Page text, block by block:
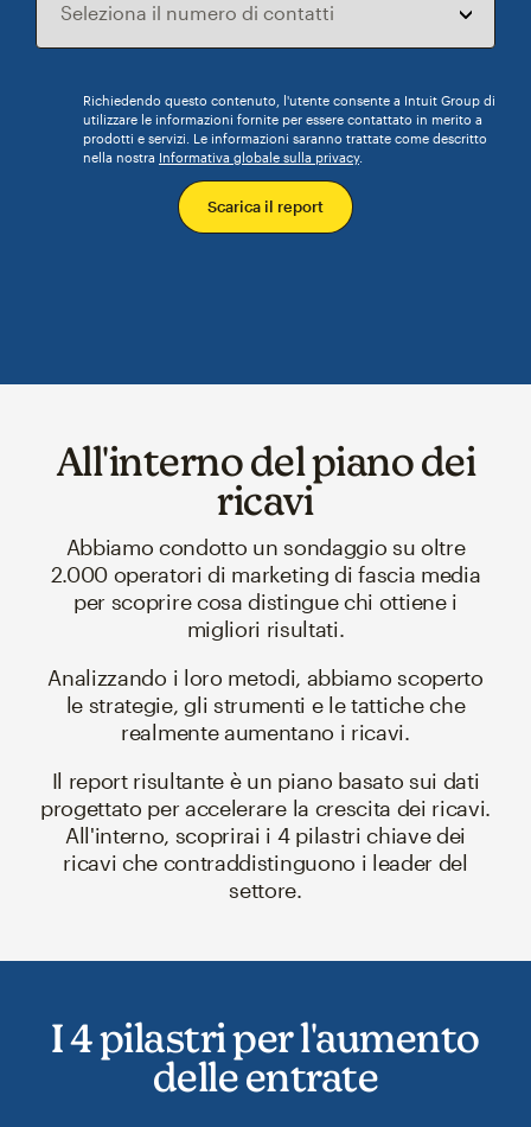
Richiedendo questo contenuto, l'utente consente a Intuit Group di
utilizzare le informazioni fornite per essere contattato in merito a
prodotti e servizi. Le informazioni saranno trattate come descritto
nella nostra Informativa globale sulla privacy.
All'interno del piano dei
ricavi
Abbiamo condotto un sondaggio su oltre
2.000 operatori di marketing di fascia media
per scoprire cosa distingue chi ottiene i
migliori risultati.
Analizzando i loro metodi, abbiamo scoperto
le strategie, gli strumenti e le tattiche che
realmente aumentano i ricavi.
Il report risultante è un piano basato sui dati
progettato per accelerare la crescita dei ricavi.
All'interno, scoprirai i 4 pilastri chiave dei
ricavi che contraddistinguono i leader del
settore.
I 4 pilastri per l'aumento
delle entrate